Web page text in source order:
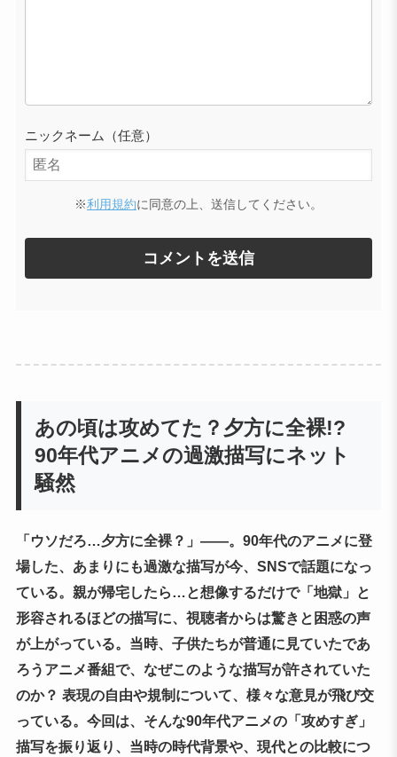
ニックネーム（任意）
※利用規約に同意の上、送信してください。
あの頃は攻めてた？夕方に全裸!?
90年代アニメの過激描写にネット
騒然
「ウソだろ…夕方に全裸？」――。90年代のアニメに登
場した、あまりにも過激な描写が今、SNSで話題になっ
ている。親が帰宅したら…と想像するだけで「地獄」と
形容されるほどの描写に、視聴者からは驚きと困惑の声
が上がっている。当時、子供たちが普通に見ていたであ
ろうアニメ番組で、なぜこのような描写が許されていた
のか？ 表現の自由や規制について、様々な意見が飛び交
っている。今回は、そんな90年代アニメの「攻めすぎ」
描写を振り返り、当時の時代背景や、現代との比較につ